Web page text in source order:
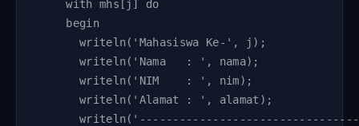
    with mhs[j] do
    begin
      writeln('Mahasiswa Ke-', j);
      writeln('Nama   : ', nama);
      writeln('NIM    : ', nim);
      writeln('Alamat : ', alamat);